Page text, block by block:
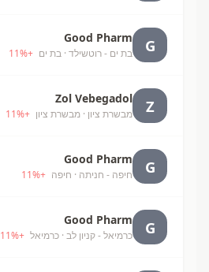
G
Good Pharm
בת ים - רוטשילד · בת ים +
11%
Z
Zol Vebegadol
מבשרת ציון · מבשרת ציון +
11%
G
Good Pharm
חיפה - חניתה · חיפה +
11%
G
Good Pharm
כרמיאל - קניון לב · כרמיאל +
11%